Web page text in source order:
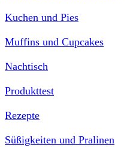
Kuchen und Pies
Muffins und Cupcakes
Nachtisch
Produkttest
Rezepte
Süßigkeiten und Pralinen